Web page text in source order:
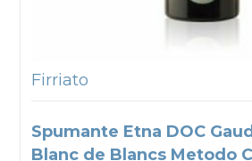
Firriato
Spumante Etna DOC
Blanc de Blancs Metodo